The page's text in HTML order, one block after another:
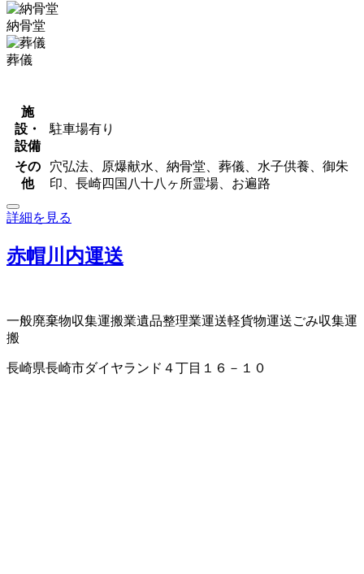
納骨堂
葬儀
施
設・
設備
駐車場有り
その
他
穴弘法、原爆献水、納骨堂、葬儀、水子供養、御朱
印、長崎四国八十八ヶ所霊場、お遍路
詳細を見る
赤帽川内運送
一般廃棄物収集運搬業遺品整理業運送軽貨物運送ごみ収集運
搬
長崎県長崎市ダイヤランド４丁目１６－１０